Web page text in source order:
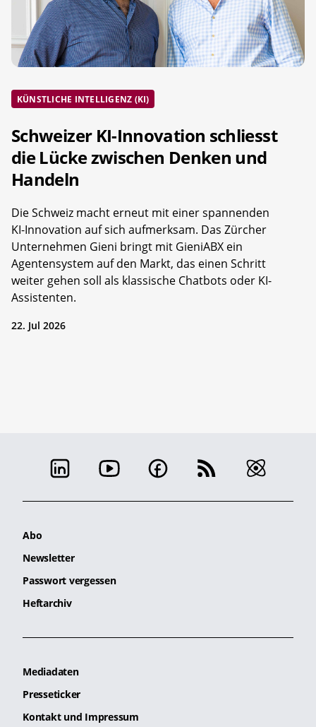
KÜNSTLICHE INTELLIGENZ (KI)
Schweizer KI-Innovation schliesst
die Lücke zwischen Denken und
Handeln
Die Schweiz macht erneut mit einer spannenden
KI-Innovation auf sich aufmerksam. Das Zürcher
Unternehmen Gieni bringt mit GieniABX ein
Agentensystem auf den Markt, das einen Schritt
weiter gehen soll als klassische Chatbots oder KI-
Assistenten.
22. Jul 2026
Abo
Newsletter
Passwort vergessen
Heftarchiv
Mediadaten
Presseticker
Kontakt und Impressum